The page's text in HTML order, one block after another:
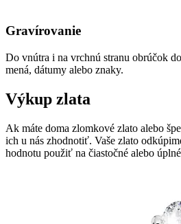
Gravírovanie
Do vnútra i na vrchnú stranu obrúčok
mená, dátumy alebo znaky.
Výkup zlata
Ak máte doma zlomkové zlato alebo
ich u nás zhodnotiť. Vaše zlato
hodnotu použiť na čiastočné alebo